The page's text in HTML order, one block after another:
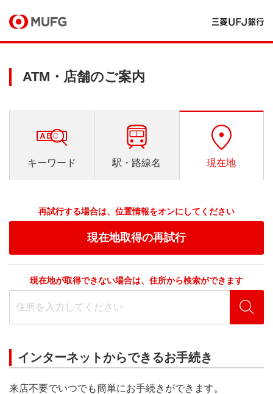
ATM・店舗のご案内
キーワード 駅・路線名 現在地
再試行する場合は、位置情報をオンにしてください
現在地取得の再試行
現在地が取得できない場合は、住所から検索ができます
インターネットからできるお手続き
来店不要でいつでも簡単にお手続きができます。